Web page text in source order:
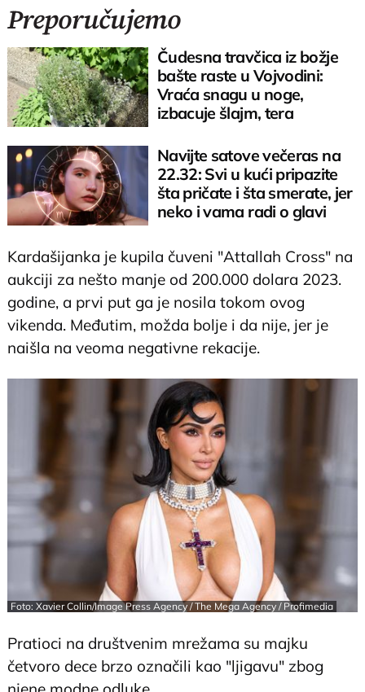
Preporučujemo
Čudesna travčica iz božje
bašte raste u Vojvodini:
Vraća snagu u noge,
izbacuje šlajm, tera
Navijte satove večeras na
22.32: Svi u kući pripazite
šta pričate i šta smerate, jer
neko i vama radi o glavi
Kardašijanka je kupila čuveni "Attallah Cross" na
aukciji za nešto manje od 200.000 dolara 2023.
godine, a prvi put ga je nosila tokom ovog
vikenda. Međutim, možda bolje i da nije, jer je
naišla na veoma negativne rekacije.
Foto: Xavier Collin/Image Press Agency / The Mega Agency / Profimedia
Pratioci na društvenim mrežama su majku
četvoro dece brzo označili kao "ljigavu" zbog